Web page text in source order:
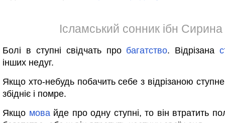
Ісламський сонник ібн Сирина
Болі в ступні свідчать про багатство. Відрізана
інших недуг.
Якщо хто-небудь побачить себе з відрізаною
збідніє і помре.
Якщо мовайде про одну ступні, то він втратить